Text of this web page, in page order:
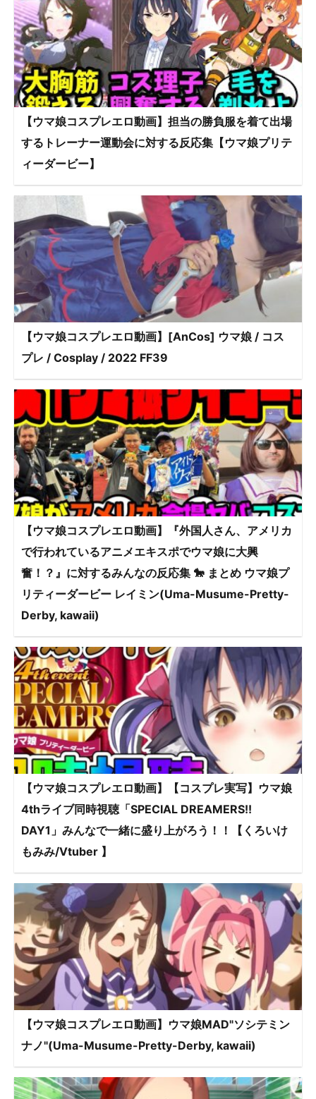
【ウマ娘コスプレエロ動画】担当の勝負服を着て出場
するトレーナー運動会に対する反応集【ウマ娘プリテ
ィーダービー】
【ウマ娘コスプレエロ動画】[AnCos] ウマ娘 / コス
プレ / Cosplay / 2022 FF39
【ウマ娘コスプレエロ動画】『外国人さん、アメリカ
で行われているアニメエキスポでウマ娘に大興
奮！？』に対するみんなの反応集 🐎 まとめ ウマ娘プ
リティーダービー レイミン(Uma-Musume-Pretty-
Derby, kawaii)
【ウマ娘コスプレエロ動画】【コスプレ実写】ウマ娘
4thライブ同時視聴「SPECIAL DREAMERS!!
DAY1」みんなで一緒に盛り上がろう！！【くろいけ
もみみ/Vtuber 】
【ウマ娘コスプレエロ動画】ウマ娘MAD"ソシテミン
ナノ"(Uma-Musume-Pretty-Derby, kawaii)